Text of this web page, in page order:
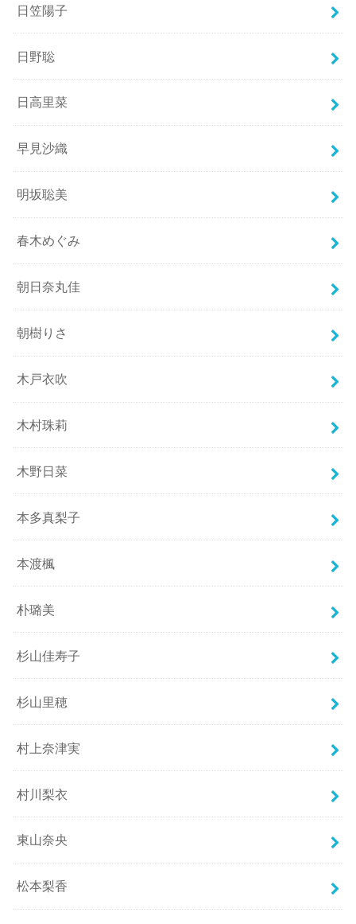
日笠陽子
日野聡
日高里菜
早見沙織
明坂聡美
春木めぐみ
朝日奈丸佳
朝樹りさ
木戸衣吹
木村珠莉
木野日菜
本多真梨子
本渡楓
朴璐美
杉山佳寿子
杉山里穂
村上奈津実
村川梨衣
東山奈央
松本梨香